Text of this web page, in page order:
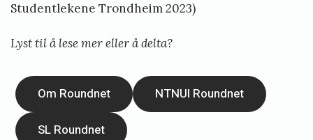
Studentlekene Trondheim 2023)
Lyst til å lese mer eller å delta?
Om Roundnet NTNUI Roundnet
SL Roundnet